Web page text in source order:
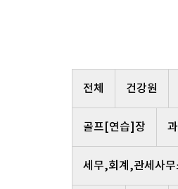
전체 건강원
골프[연습]장
세무,회계,관세사무